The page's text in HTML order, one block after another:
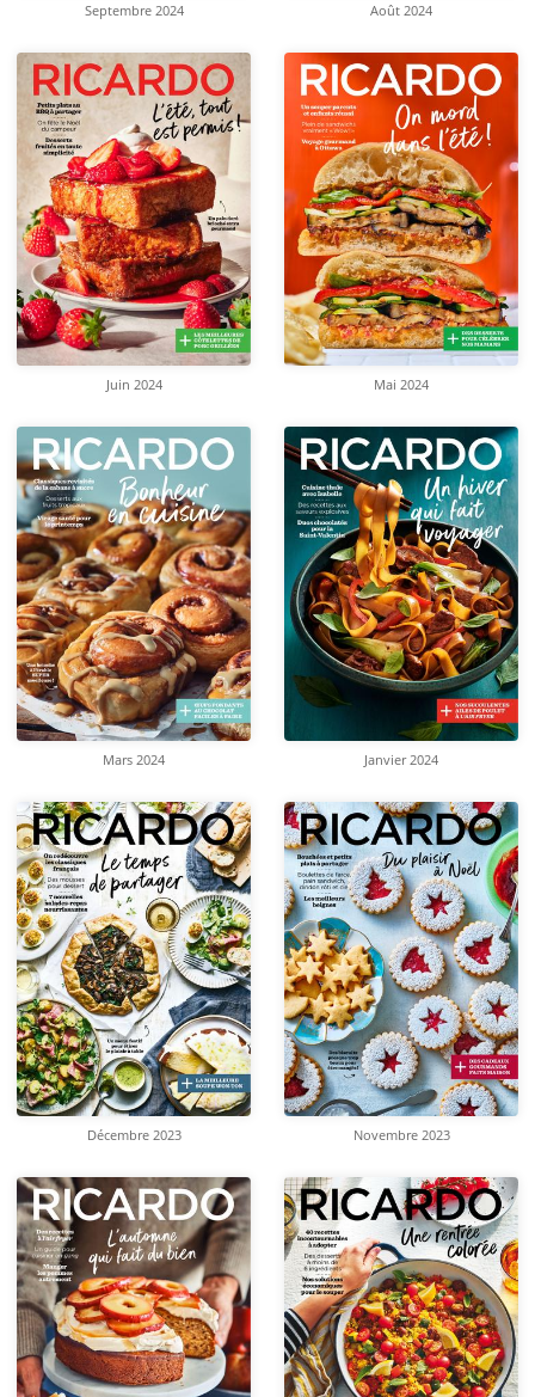
Septembre 2024 Août 2024
Juin 2024 Mai 2024
Mars 2024 Janvier 2024
Décembre 2023 Novembre 2023